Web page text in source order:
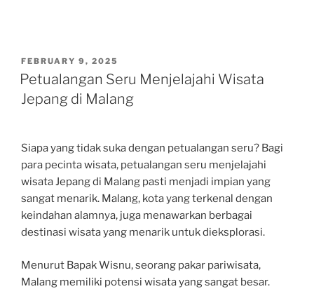
POSTED
ON
FEBRUARY 9, 2025
Petualangan Seru Menjelajahi Wisata
Jepang di Malang
Siapa yang tidak suka dengan petualangan seru? Bagi
para pecinta wisata, petualangan seru menjelajahi
wisata Jepang di Malang pasti menjadi impian yang
sangat menarik. Malang, kota yang terkenal dengan
keindahan alamnya, juga menawarkan berbagai
destinasi wisata yang menarik untuk dieksplorasi.
Menurut Bapak Wisnu, seorang pakar pariwisata,
Malang memiliki potensi wisata yang sangat besar.